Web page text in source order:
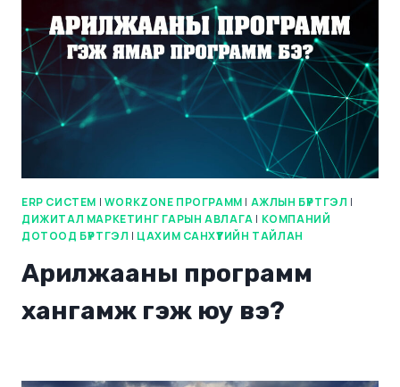
ERP СИСТЕМ | WORKZONE ПРОГРАММ | АЖЛЫН БҮРТГЭЛ |
ДИЖИТАЛ МАРКЕТИНГ ГАРЫН АВЛАГА | КОМПАНИЙ
ДОТООД БҮРТГЭЛ | ЦАХИМ САНХҮҮГИЙН ТАЙЛАН
Арилжааны программ
хангамж гэж юу вэ?